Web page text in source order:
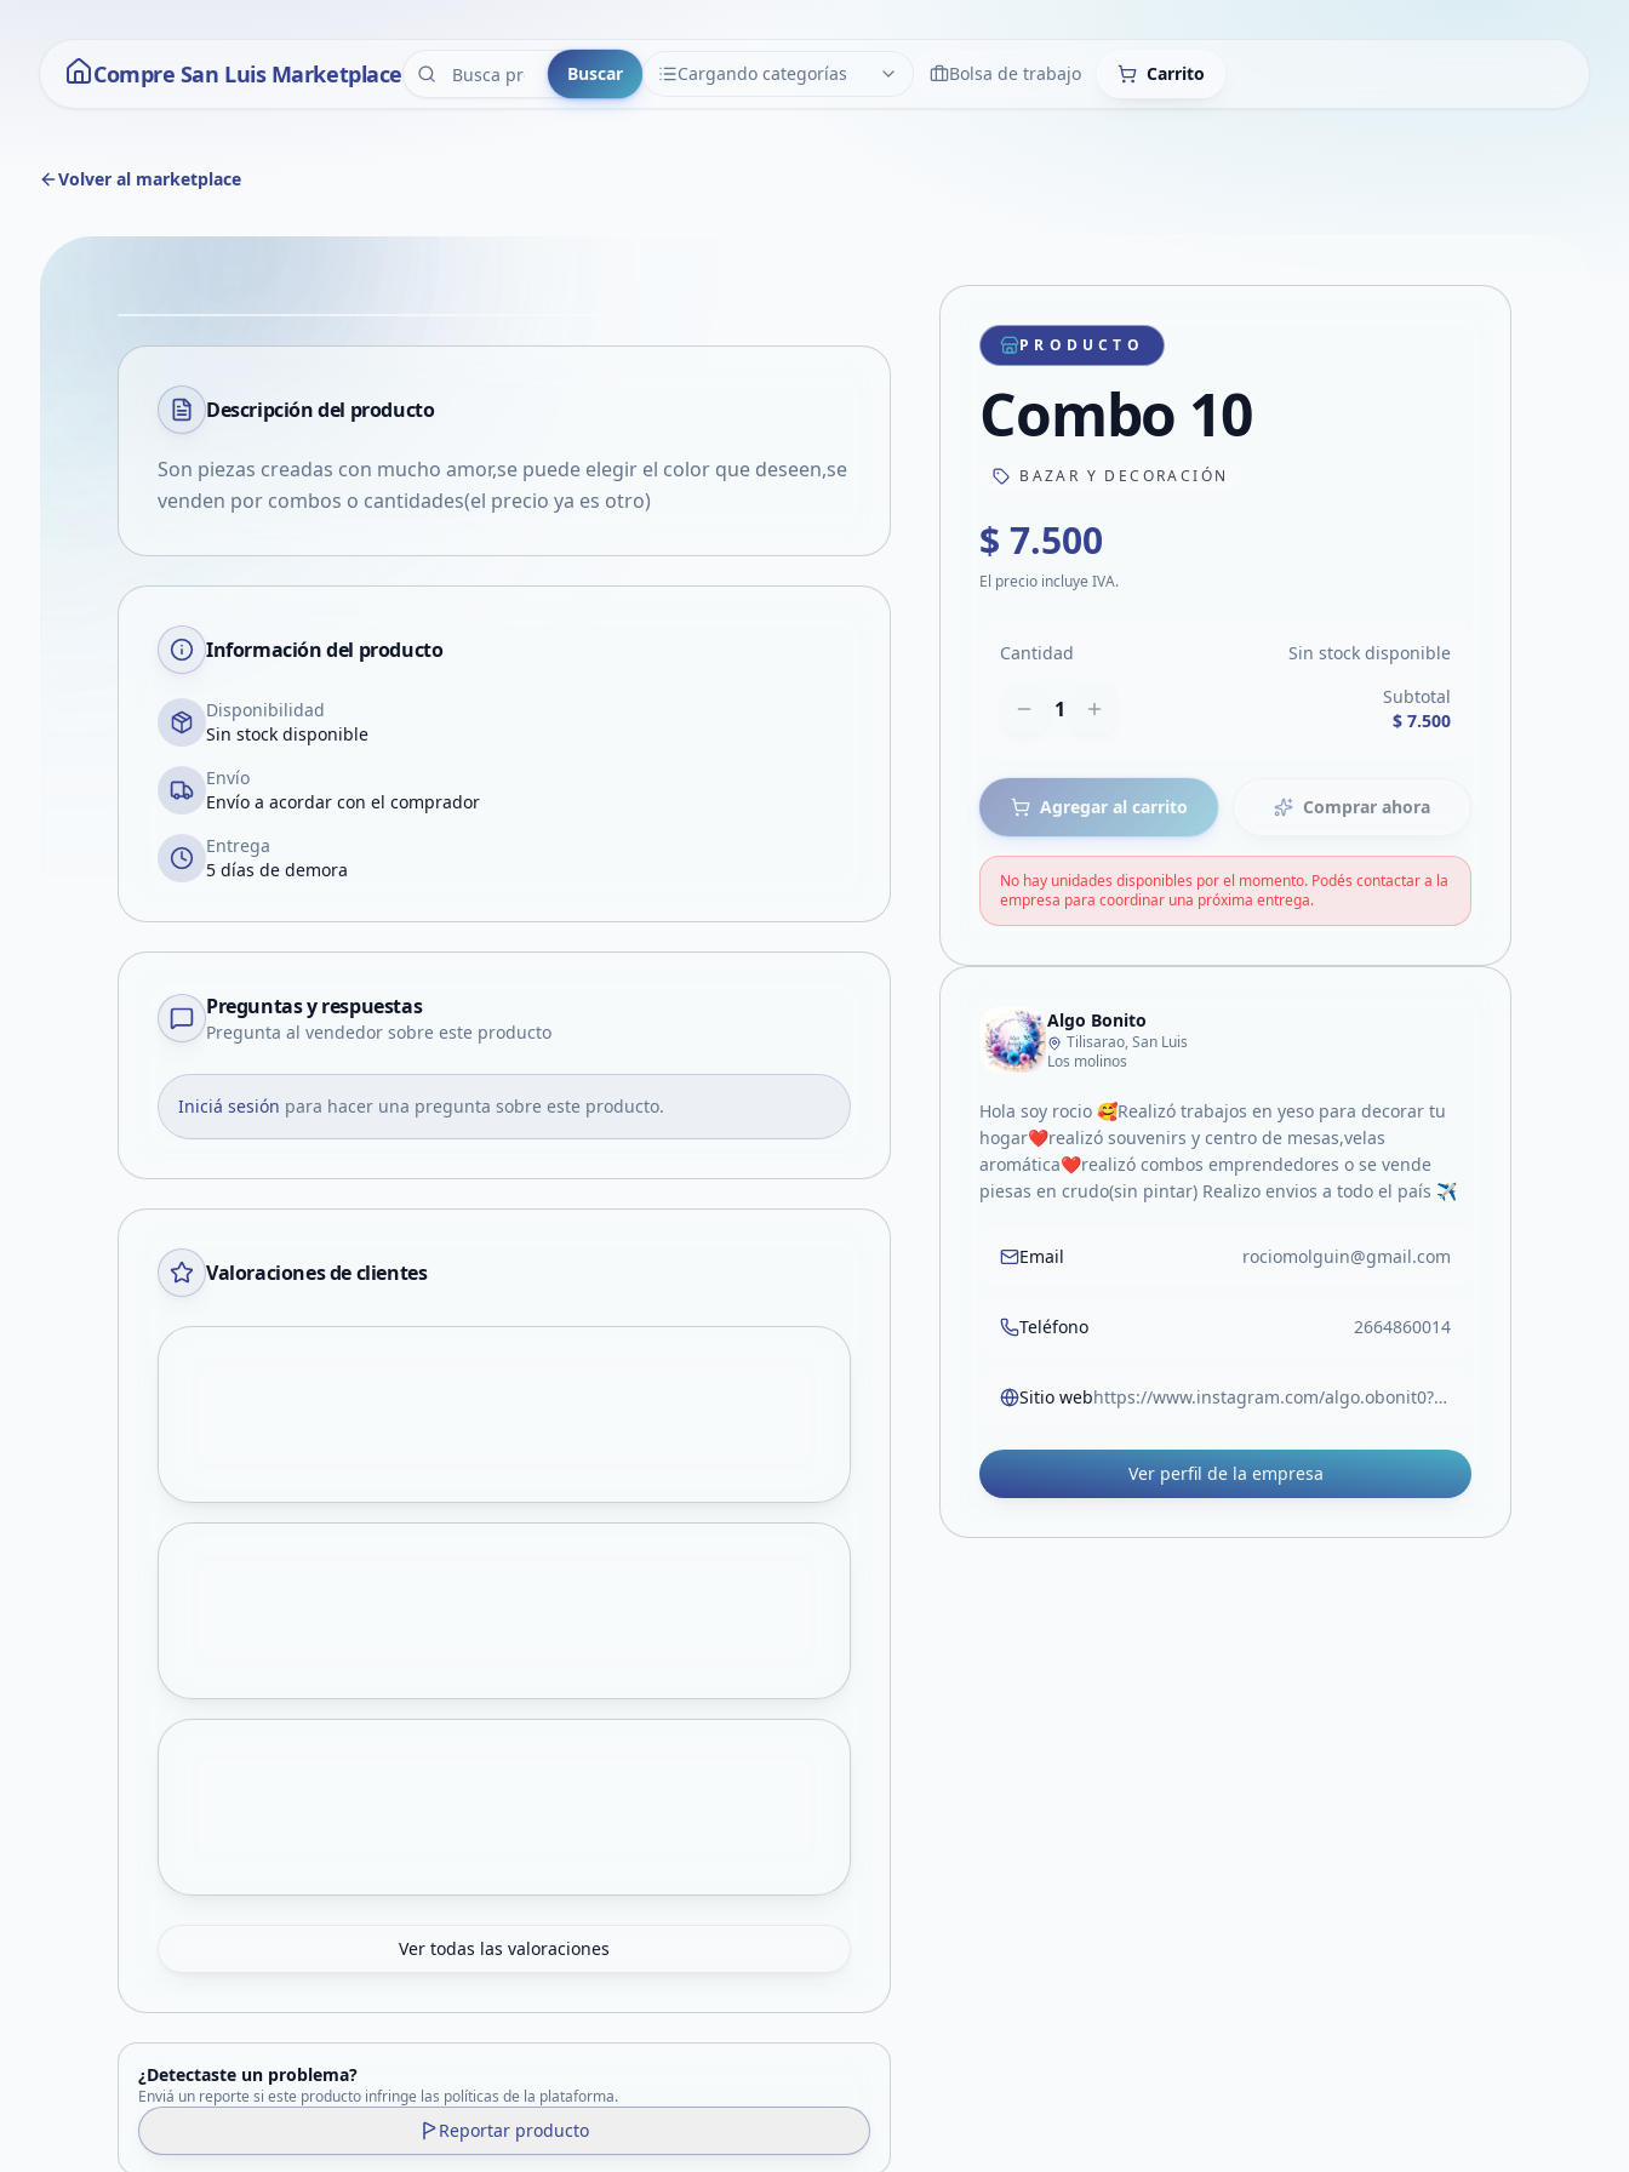
Compre San Luis Marketplace Buscar Cargando categorías
CATEGORÍAS LimpiarBolsa de trabajo Carrito
Volver al marketplace
VER EN PANTALLA COMPLETA
Compartir producto
Compartir por WhatsApp
Compartir por mail
Compartir en Facebook
Descripción del producto
Son piezas creadas con mucho amor,se puede elegir el color que deseen,se
venden por combos o cantidades(el precio ya es otro)
Información del producto
Disponibilidad
Sin stock disponible
Envío
Envío a acordar con el comprador
Entrega
5 días de demora
Preguntas y respuestas
Pregunta al vendedor sobre este producto
Iniciá sesión para hacer una pregunta sobre este producto.
Valoraciones de clientes
Ver todas las valoraciones
¿Detectaste un problema?
Enviá un reporte si este producto infringe las políticas de la plataforma.
Reportar producto
PRODUCTO
Combo 10
BAZAR Y DECORACIÓN
$ 7.500
El precio incluye IVA.
Cantidad Sin stock disponible
1
Subtotal
$ 7.500
Agregar al carrito Comprar ahora
No hay unidades disponibles por el momento. Podés contactar a la
empresa para coordinar una próxima entrega.
Algo Bonito
Tilisarao, San Luis
Los molinos
Hola soy rocio 🥰Realizó trabajos en yeso para decorar tu
hogar❤️realizó souvenirs y centro de mesas,velas
aromática❤️realizó combos emprendedores o se vende
piesas en crudo(sin pintar) Realizo envios a todo el país ✈️
Email rociomolguin@gmail.com
Teléfono 2664860014
Sitio web https://www.instagram.com/algo.obonit0?igsh=enplYXF3MzY5NW4x
Ver perfil de la empresa